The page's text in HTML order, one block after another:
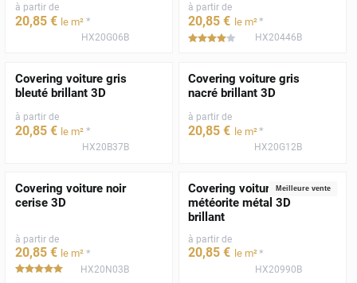
à partir de
20,85 € le m² *
HX20G06B
à partir de
20,85 € le m²*
***** HX20446B
Covering voiture gris
bleuté brillant 3D
à partir de
20,85 € le m² *
HX20B37B
Covering voiture gris
nacré brillant 3D
à partir de
20,85 € le m²*
HX20G12B
Covering voiture noir
cerise 3D
à partir de
20,85 € le m² *
*****HX20N03B
Meilleure vente
Covering voiture gris
météorite métal 3D
brillant
à partir de
20,85 € le m²*
HX20990B